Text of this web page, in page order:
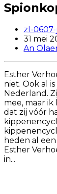
zl-
31 mei
An
Esther
niet. Ook al
Nederland.
mee, maar
dat zij vóór
heden al
Esther
in...